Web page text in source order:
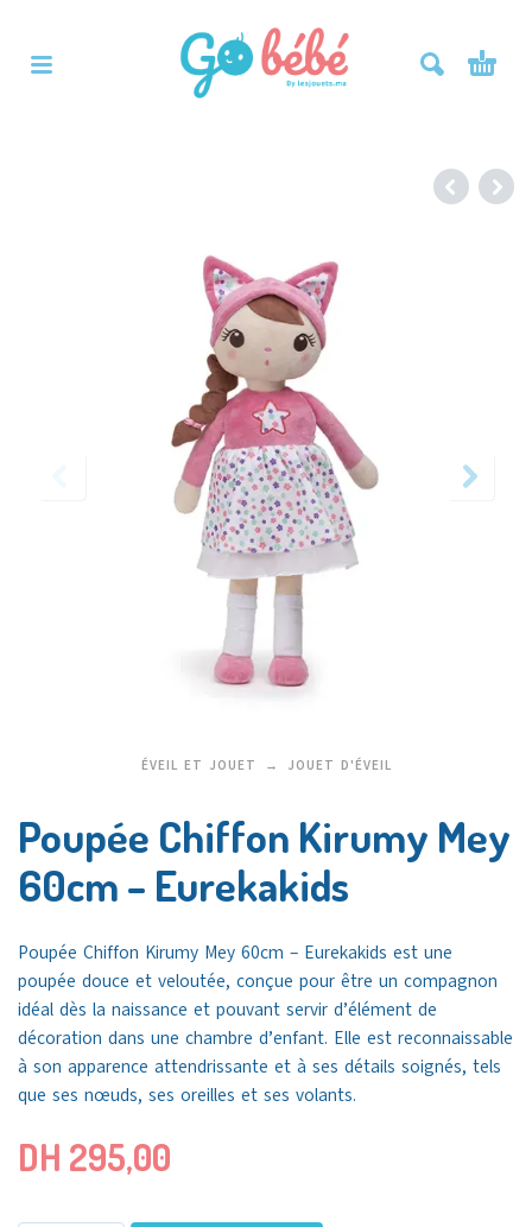
ÉVEIL ET JOUET JOUET D'ÉVEIL
Poupée Chiffon Kirumy Mey
60cm – Eurekakids
Poupée Chiffon Kirumy Mey 60cm – Eurekakids est une
poupée douce et veloutée, conçue pour être un compagnon
idéal dès la naissance et pouvant servir d’élément de
décoration dans une chambre d’enfant. Elle est reconnaissable
à son apparence attendrissante et à ses détails soignés, tels
que ses nœuds, ses oreilles et ses volants.
DH 295,00